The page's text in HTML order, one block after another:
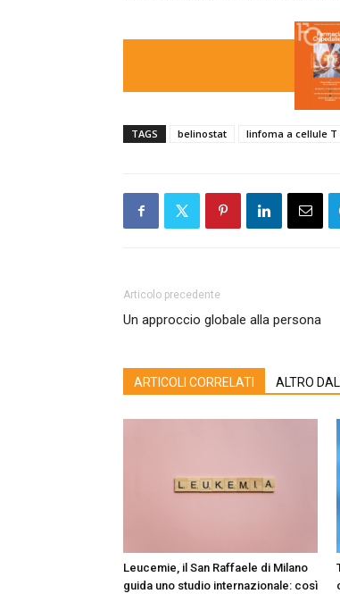
TAGS belinostat linfoma a cellule T
Articolo precedente
Un approccio globale alla persona
ARTICOLI CORRELATI ALTRO
Leucemie, il San Raffaele di Milano
guida uno studio internazionale: così